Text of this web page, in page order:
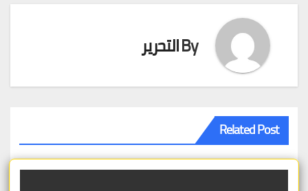
Byالتحرير
Related Post